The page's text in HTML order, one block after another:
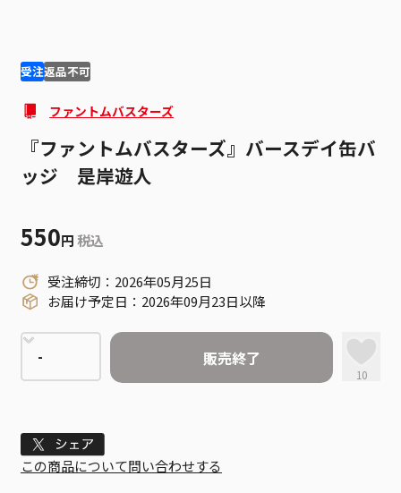
受注返品不可
ファントムバスターズ
『ファントムバスターズ』バースデイ缶バ
ッジ 是岸遊人
550円 税込
受注締切：2026年05月25日
お届け予定日：2026年09月23日以降
販売終了
10
Tweet
この商品について問い合わせする